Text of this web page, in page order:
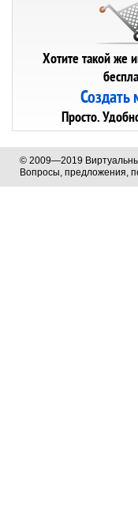
Хотите такой же
Создать
Просто.
© 2009—2019
Вопросы, предложения,